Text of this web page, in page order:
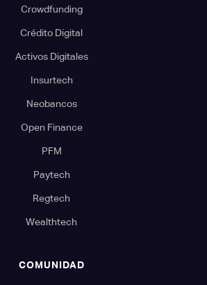
Crowdfunding
Crédito Digital
Activos Digitales
Insurtech
Neobancos
Open Finance
PFM
Paytech
Regtech
Wealthtech
COMUNIDAD